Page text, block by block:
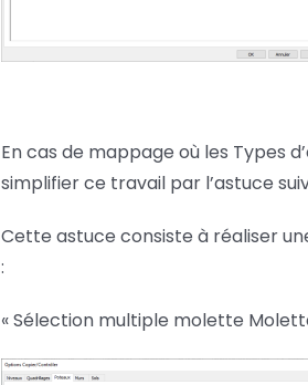
En cas de mappage où les Types
simplifier ce travail par l’astuce
Cette astuce consiste à réaliser
:
« Sélection multiple molette